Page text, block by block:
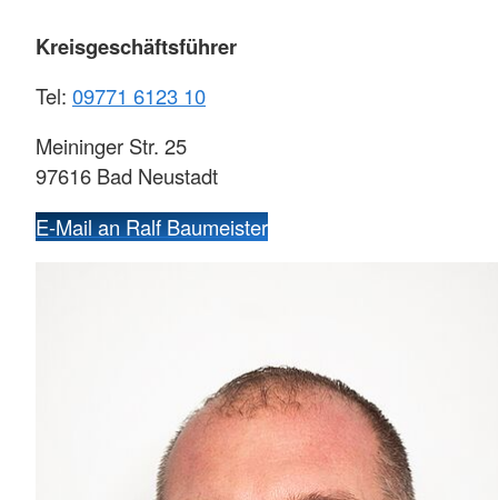
Kreisgeschäftsführer
Tel: 09771 6123 10
Meininger Str. 25
97616 Bad Neustadt
E-Mail an Ralf Baumeister